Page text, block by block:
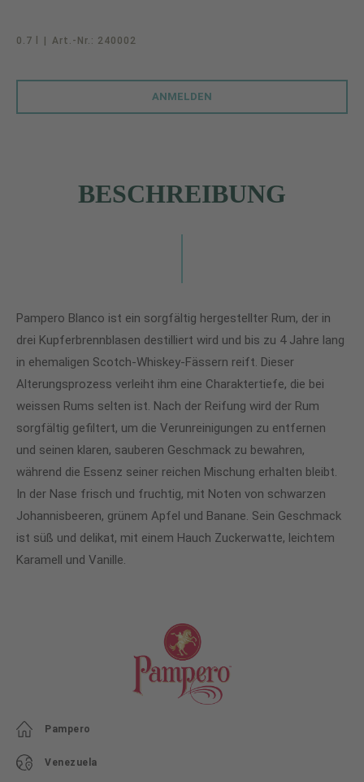
0.7 l Art.-Nr.: 240002
ANMELDEN
BESCHREIBUNG
Pampero Blanco ist ein sorgfältig hergestellter Rum, der in
drei Kupferbrennblasen destilliert wird und bis zu 4 Jahre lang
in ehemaligen Scotch-Whiskey-Fässern reift. Dieser
Alterungsprozess verleiht ihm eine Charaktertiefe, die bei
weissen Rums selten ist. Nach der Reifung wird der Rum
sorgfältig gefiltert, um die Verunreinigungen zu entfernen
und seinen klaren, sauberen Geschmack zu bewahren,
während die Essenz seiner reichen Mischung erhalten bleibt.
In der Nase frisch und fruchtig, mit Noten von schwarzen
Johannisbeeren, grünem Apfel und Banane. Sein Geschmack
ist süß und delikat, mit einem Hauch Zuckerwatte, leichtem
Karamell und Vanille.
Pampero
Venezuela